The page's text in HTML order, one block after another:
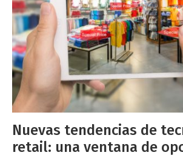
Nuevas tendencias de
retail: una ventana de